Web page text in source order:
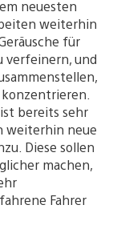
neuesten
weiterhin
für
verfeinern, und
bereits sehr
weiterhin neue
Diese sollen
machen,
Fahrer